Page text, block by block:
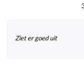
Ziet er goed uit